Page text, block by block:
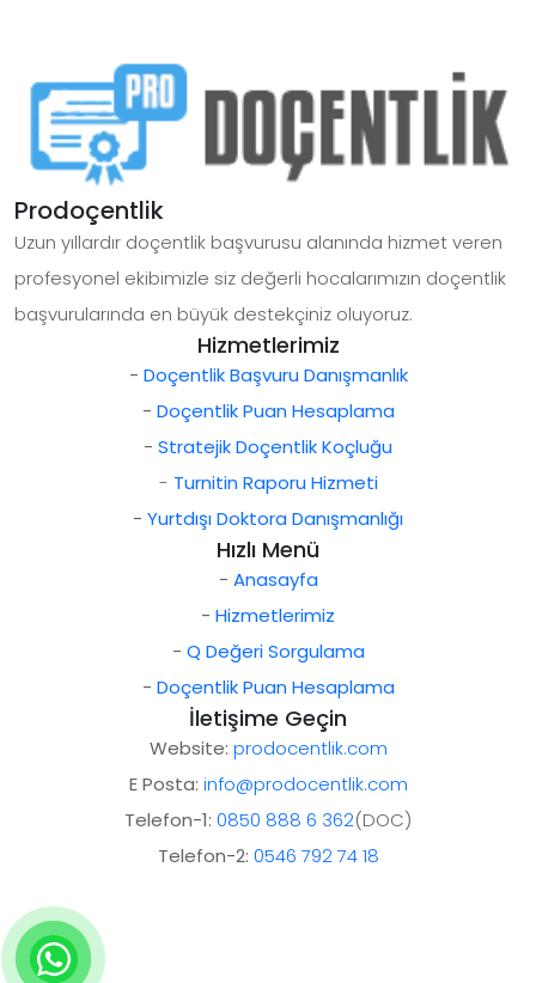
Prodoçentlik
Uzun yıllardır doçentlik başvurusu alanında hizmet veren
profesyonel ekibimizle siz değerli hocalarımızın doçentlik
başvurularında en büyük destekçiniz oluyoruz.
Hizmetlerimiz
- Doçentlik Başvuru Danışmanlık
- Doçentlik Puan Hesaplama
- Stratejik Doçentlik Koçluğu
- Turnitin Raporu Hizmeti
- Yurtdışı Doktora Danışmanlığı
Hızlı Menü
- Anasayfa
- Hizmetlerimiz
- Q Değeri Sorgulama
- Doçentlik Puan Hesaplama
İletişime Geçin
Website: prodocentlik.com
E Posta: info@prodocentlik.com
Telefon-1: 0850 888 6 362(DOC)
Telefon-2: 0546 792 74 18